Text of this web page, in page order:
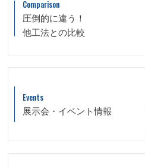
Comparison
圧倒的に違う！
他工法との比較
Events
展示会・イベント情報